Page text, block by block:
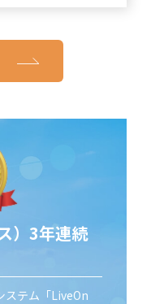
）3年連続
ステム「LiveOn